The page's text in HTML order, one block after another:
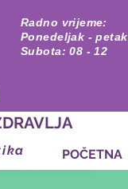
Radno vrijeme:
Ponedeljak -
Subota: 08 - 12
POČETNA